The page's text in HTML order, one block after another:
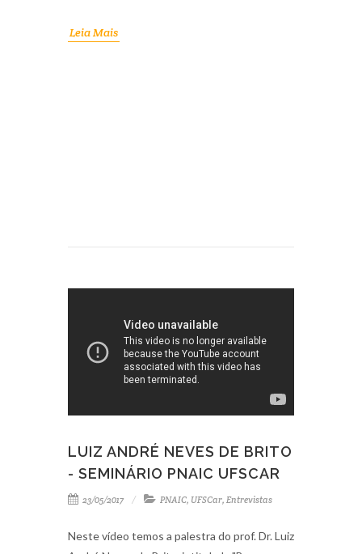
Leia Mais
LUIZ ANDRÉ NEVES DE BRITO
- SEMINÁRIO PNAIC UFSCAR
23/05/2017 PNAIC, UFSCar, Entrevistas
Neste vídeo temos a palestra do prof. Dr. Luiz